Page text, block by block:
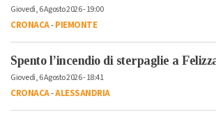
Giovedì, 6 Agosto 2026 - 19:00
CRONACA-PIEMONTE
Spento l’incendio di sterpaglie a
Giovedì, 6 Agosto 2026 - 18:41
CRONACA-ALESSANDRIA